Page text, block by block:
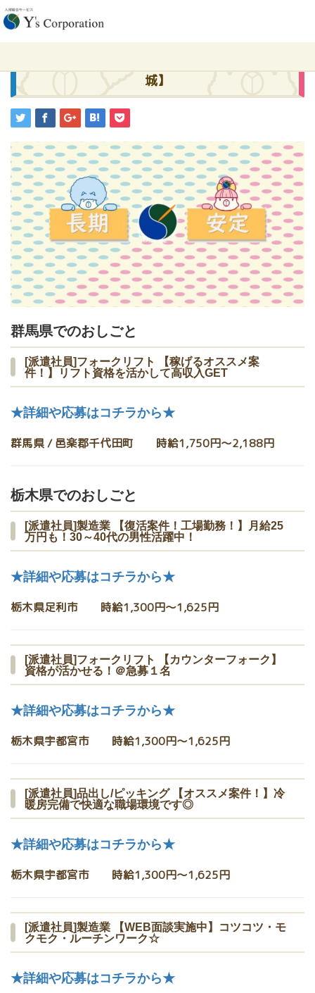
城】
群馬県でのおしごと
[派遣社員]フォークリフト 【稼げるオススメ案
件！】リフト資格を活かして高収入GET
★詳細や応募はコチラから★
群馬県 / 邑楽郡千代田町 時給1,750円〜2,188円
栃木県でのおしごと
[派遣社員]製造業 【復活案件！工場勤務！】月給25
万円も！30～40代の男性活躍中！
★詳細や応募はコチラから★
栃木県足利市 時給1,300円〜1,625円
[派遣社員]フォークリフト 【カウンターフォーク】
資格が活かせる！＠急募１名
★詳細や応募はコチラから★
栃木県宇都宮市 時給1,300円〜1,625円
[派遣社員]品出し/ピッキング 【オススメ案件！】冷
暖房完備で快適な職場環境です◎
★詳細や応募はコチラから★
栃木県宇都宮市 時給1,300円〜1,625円
[派遣社員]製造業 【WEB面談実施中】コツコツ・モ
クモク・ルーチンワーク☆
★詳細や応募はコチラから★